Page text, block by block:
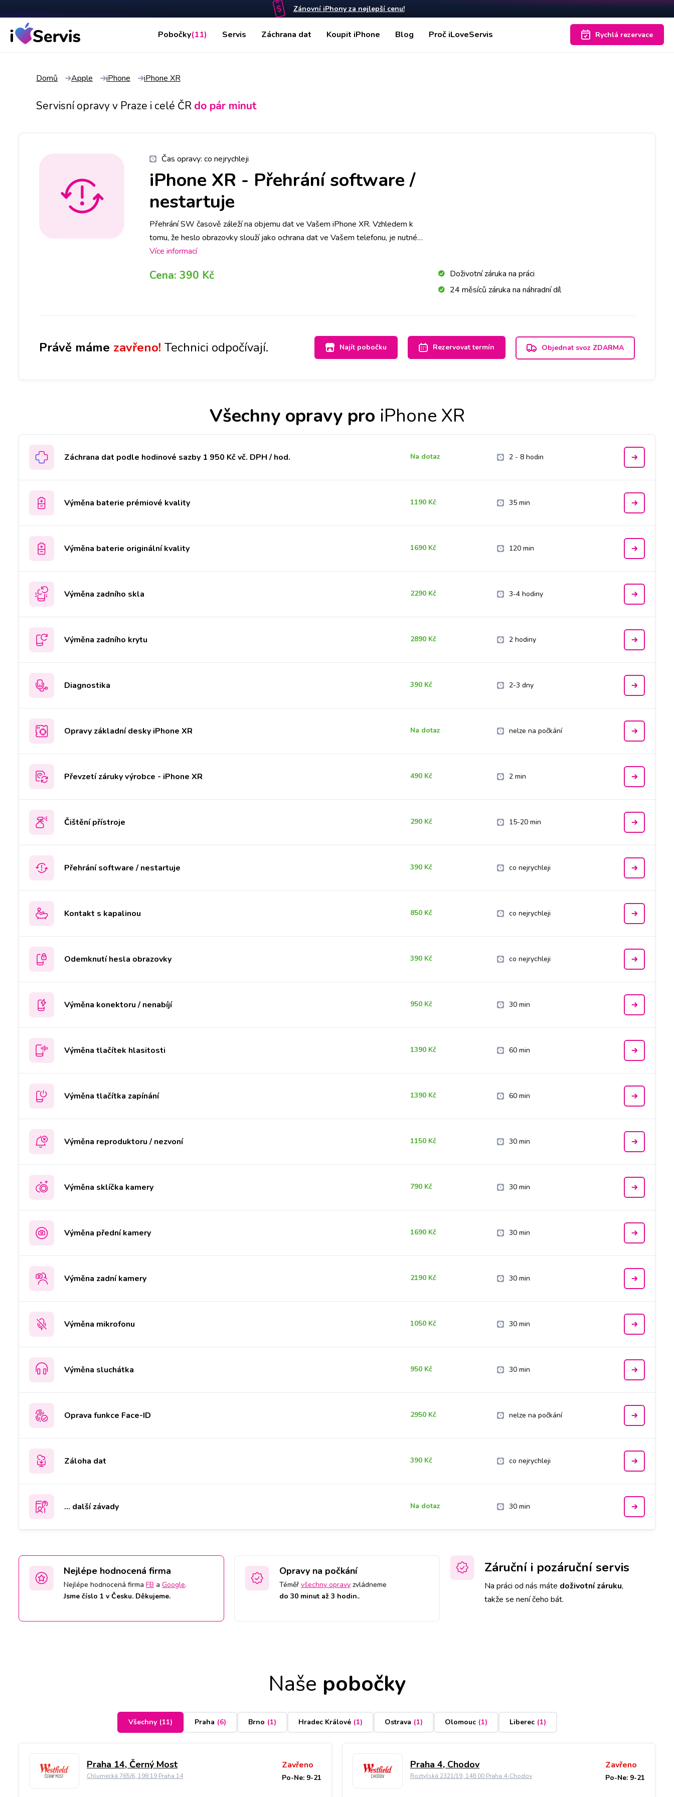
Zánovní iPhony za nejlepší cenu!
Pobočky(11) Servis Záchrana dat Koupit iPhone Blog Proč iLoveServis Rychlá rezervace
Domů Apple iPhone iPhone XR
Servisní opravy v Praze i celé ČR do pár minut
Čas opravy: co nejrychleji
iPhone XR - Přehrání software /
nestartuje
Přehrání SW časově záleží na objemu dat ve Vašem iPhone XR. Vzhledem k
tomu, že heslo obrazovky slouží jako ochrana dat ve Vašem telefonu, je nutné
počítat se ztrátou všech dat. Doporučujeme tedy jejich zálohu.
Více informací
Cena: 390 Kč
Doživotní záruka na práci
24 měsíců záruka na náhradní díl
Právě máme zavřeno! Technici odpočívají. Najít pobočku Rezervovat termín Objednat svoz ZDARMA
Všechny opravy pro iPhone XR
Záchrana dat podle hodinové sazby 1 950 Kč vč. DPH / hod. Na dotaz 2 - 8 hodin
Výměna baterie prémiové kvality 1190 Kč 35 min
Výměna baterie originální kvality 1690 Kč 120 min
Výměna zadního skla 2290 Kč 3-4 hodiny
Výměna zadního krytu 2890 Kč 2 hodiny
Diagnostika 390 Kč 2-3 dny
Opravy základní desky iPhone XR Na dotaz nelze na počkání
Převzetí záruky výrobce - iPhone XR 490 Kč 2 min
Čištění přístroje 290 Kč 15-20 min
Přehrání software / nestartuje 390 Kč co nejrychleji
Kontakt s kapalinou 850 Kč co nejrychleji
Odemknutí hesla obrazovky 390 Kč co nejrychleji
Výměna konektoru / nenabíjí 950 Kč 30 min
Výměna tlačítek hlasitosti 1390 Kč 60 min
Výměna tlačítka zapínání 1390 Kč 60 min
Výměna reproduktoru / nezvoní 1150 Kč 30 min
Výměna sklíčka kamery 790 Kč 30 min
Výměna přední kamery 1690 Kč 30 min
Výměna zadní kamery 2190 Kč 30 min
Výměna mikrofonu 1050 Kč 30 min
Výměna sluchátka 950 Kč 30 min
Oprava funkce Face-ID 2950 Kč nelze na počkání
Záloha dat 390 Kč co nejrychleji
... další závady Na dotaz 30 min
Nejlépe hodnocená firma
Nejlépe hodnocená firma FB a Google.
Jsme číslo 1 v Česku. Děkujeme.
Opravy na počkání
Téměř všechny opravy zvládneme
do 30 minut až 3 hodin..
Záruční i pozáruční servis
Na práci od nás máte doživotní záruku,
takže se není čeho bát.
Naše pobočky
Všechny (11) Praha (6) Brno (1) Hradec Králové (1) Ostrava (1) Olomouc (1) Liberec (1)
Praha 14, Černý Most
Chlumecká 765/6, 198 19 Praha 14
Zavřeno
Po-Ne: 9-21
Praha 4, Chodov
Roztylská 2321/19, 148 00 Praha 4-Chodov
Zavřeno
Po-Ne: 9-21